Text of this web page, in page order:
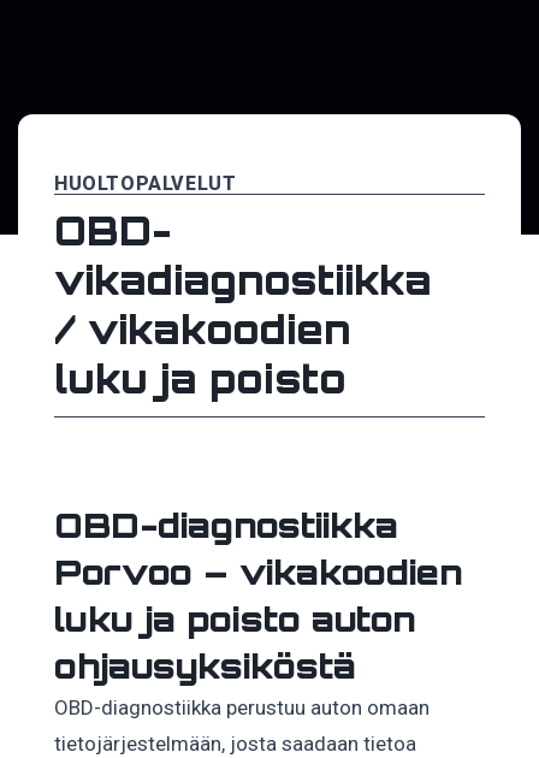
HUOLTOPALVELUT
OBD-
vikadiagnostiikka
/ vikakoodien
luku ja poisto
OBD-diagnostiikka
Porvoo – vikakoodien
luku ja poisto auton
ohjausyksiköstä
OBD-diagnostiikka perustuu auton omaan
tietojärjestelmään, josta saadaan tietoa